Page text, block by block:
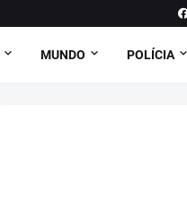
MUNDO POLÍCIA